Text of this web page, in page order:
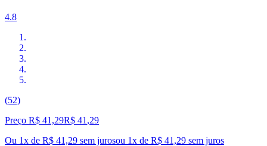
4.8
(52)
Preço R$ 41,29R$ 41 ,29
Ou 1x de R$ 41,29 sem jurosou 1x de R$ 41,29 sem juros